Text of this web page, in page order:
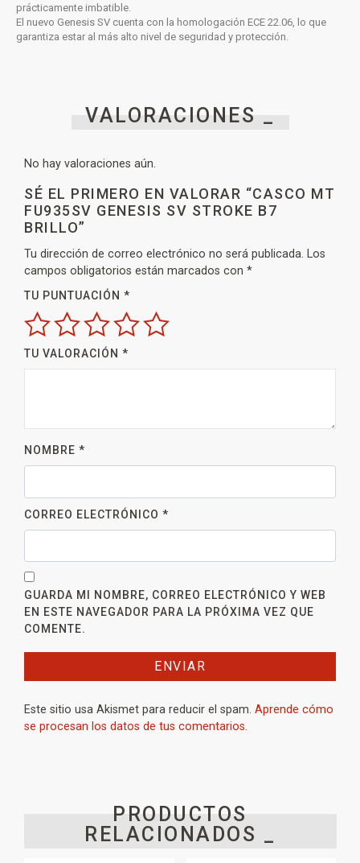
prácticamente imbatible.
El nuevo Genesis SV cuenta con la homologación ECE 22.06, lo que
garantiza estar al más alto nivel de seguridad y protección.
VALORACIONES _
No hay valoraciones aún.
SÉ EL PRIMERO EN VALORAR “CASCO MT
FU935SV GENESIS SV STROKE B7
BRILLO”
Tu dirección de correo electrónico no será publicada. Los
campos obligatorios están marcados con *
TU PUNTUACIÓN *
TU VALORACIÓN *
NOMBRE *
CORREO ELECTRÓNICO *
GUARDA MI NOMBRE, CORREO ELECTRÓNICO Y WEB
EN ESTE NAVEGADOR PARA LA PRÓXIMA VEZ QUE
COMENTE.
Este sitio usa Akismet para reducir el spam. Aprende cómo
se procesan los datos de tus comentarios.
PRODUCTOS
RELACIONADOS _